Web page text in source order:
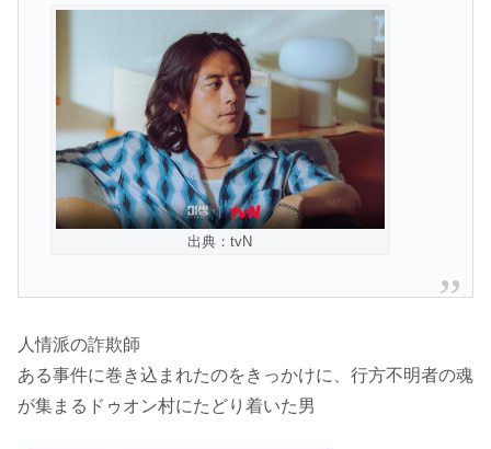
出典：tvN
人情派の詐欺師
ある事件に巻き込まれたのをきっかけに、行方不明者の魂
が集まるドゥオン村にたどり着いた男